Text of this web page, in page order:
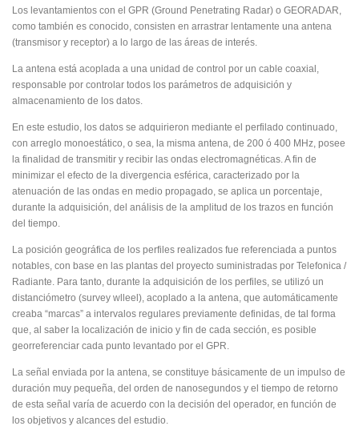
Los levantamientos con el GPR (Ground Penetrating Radar) o GEORADAR,
como también es conocido, consisten en arrastrar lentamente una antena
(transmisor y receptor) a lo largo de las áreas de interés.
La antena está acoplada a una unidad de control por un cable coaxial,
responsable por controlar todos los parámetros de adquisición y
almacenamiento de los datos.
En este estudio, los datos se adquirieron mediante el perfilado continuado,
con arreglo monoestático, o sea, la misma antena, de 200 ó 400 MHz, posee
la finalidad de transmitir y recibir las ondas electromagnéticas. A fin de
minimizar el efecto de la divergencia esférica, caracterizado por la
atenuación de las ondas en medio propagado, se aplica un porcentaje,
durante la adquisición, del análisis de la amplitud de los trazos en función
del tiempo.
La posición geográfica de los perfiles realizados fue referenciada a puntos
notables, con base en las plantas del proyecto suministradas por Telefonica /
Radiante. Para tanto, durante la adquisición de los perfiles, se utilizó un
distanciómetro (survey wlleel), acoplado a la antena, que automáticamente
creaba “marcas” a intervalos regulares previamente definidas, de tal forma
que, al saber la localización de inicio y fin de cada sección, es posible
georreferenciar cada punto levantado por el GPR.
La señal enviada por la antena, se constituye básicamente de un impulso de
duración muy pequeña, del orden de nanosegundos y el tiempo de retorno
de esta señal varía de acuerdo con la decisión del operador, en función de
los objetivos y alcances del estudio.